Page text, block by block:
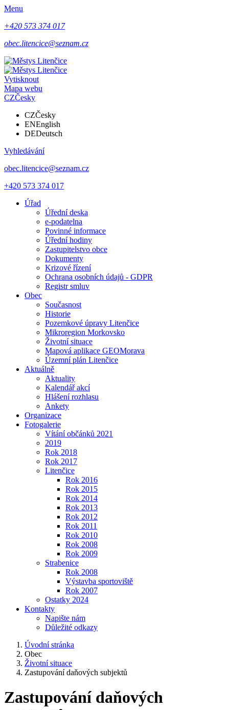
Menu
+420 573 374 017
obec.litencice@seznam.cz
Vytisknout
Mapa webu
CZČesky
CZČesky
ENEnglish
DEDeutsch
Vyhledávání
obec.litencice@seznam.cz
+420 573 374 017
Úřad
Úřední deska
e-podatelna
Povinné informace
Úřední hodiny
Zastupitelstvo obce
Dokumenty
Krizové řízení
Ochrana osobních údajů - GDPR
Registr smluv
Obec
Současnost
Historie
Pozemkové úpravy Litenčice
Mikroregion Morkovsko
Životní situace
Mapová aplikace GEOMorava
Územní plán Litenčice
Aktuálně
Aktuality
Kalendář akcí
Hlášení rozhlasu
Ankety
Organizace
Fotogalerie
Vítání občánků 2021
2019
Rok 2018
Rok 2017
Litenčice
Rok 2016
Rok 2015
Rok 2014
Rok 2013
Rok 2012
Rok 2011
Rok 2010
Rok 2008
Rok 2009
Strabenice
Rok 2008
Výstavba sportoviště
Rok 2007
Ostatky 2024
Kontakty
Napište nám
Důležité odkazy
Úvodní stránka
Obec
Životní situace
Zastupování daňových subjektů
Zastupování daňových